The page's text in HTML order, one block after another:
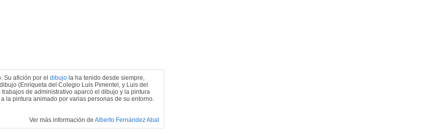
Su afición por el dibujo la ha tenido desde siempre,
(Enriqueta del Colegio Luis Pimentel, y Luis del
de administrativo aparcó el dibujo y la pintura
la pintura animado por varias personas de su entorno.
Ver más información de Alberto Fernández Abal